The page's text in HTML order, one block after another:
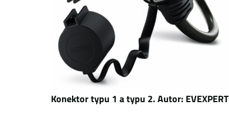
Konektor typu 1 a typu 2. Autor: EVEXPERT